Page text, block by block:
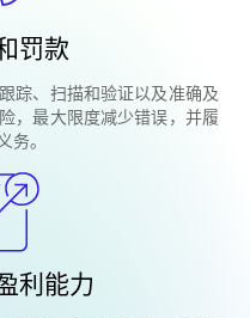
罚款
踪、扫描和验证以及准确及
，最大限度减少错误，并履
务。
利能力